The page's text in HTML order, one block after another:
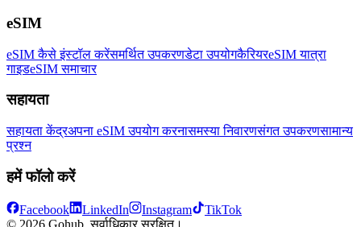
eSIM
eSIM कैसे इंस्टॉल करेंसमर्थित उपकरणडेटा उपयोगकैरियरeSIM यात्रा
गाइडeSIM समाचार
सहायता
सहायता केंद्रअपना eSIM उपयोग करनासमस्या निवारणसंगत उपकरणसामान्य
प्रश्न
हमें फॉलो करें
Facebook LinkedIn Instagram
TikTok
© 2026 Gohub. सर्वाधिकार सुरक्षित।